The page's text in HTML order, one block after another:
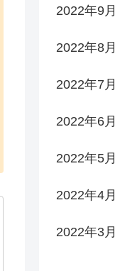
2022年9月
2022年8月
2022年7月
2022年6月
2022年5月
2022年4月
2022年3月